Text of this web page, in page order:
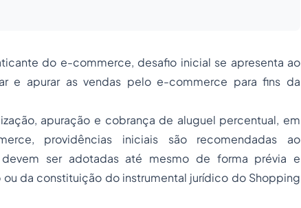
do e-commerce, desafio inicial se apresenta ao
e apurar as vendas pelo e-commerce para fins da
apuração e cobrança de aluguel percentual, em
providências iniciais são recomendadas ao
devem ser adotadas até mesmo de forma prévia e
da constituição do instrumental jurídico do Shopping